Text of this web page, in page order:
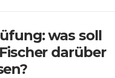
was soll
darüber